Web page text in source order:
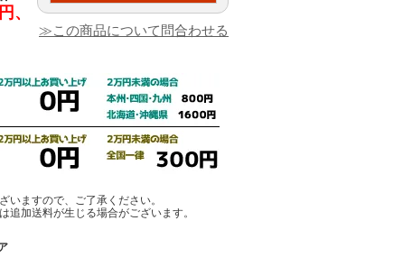
、
≫この商品について問合わせる
ますので、ご了承ください。
加送料が生じる場合がございます。